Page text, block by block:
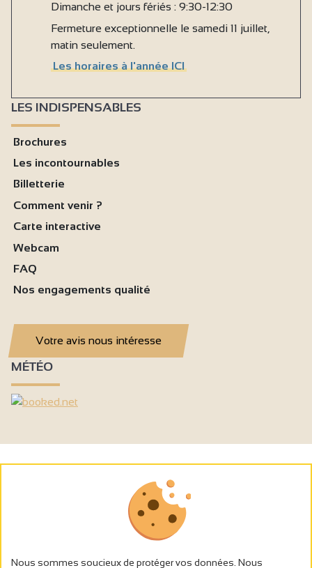
Dimanche et jours fériés : 9:30-12:30
Fermeture exceptionnelle le samedi 11 juillet,
matin seulement.
Les horaires à l'année ICI
LES INDISPENSABLES
Brochures
Les incontournables
Billetterie
Comment venir ?
Carte interactive
Webcam
FAQ
Nos engagements qualité
Votre avis nous intéresse
MÉTÉO
Nous sommes soucieux de protéger vos données. Nous